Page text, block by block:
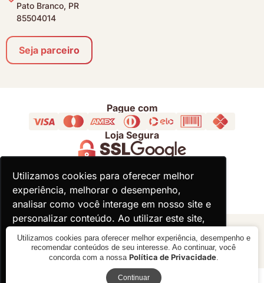
Utilizamos cookies para oferecer melhor
experiência, melhorar o desempenho,
analisar como você interage em nosso site e
personalizar conteúdo. Ao utilizar este site,
você concorda com o uso de cookies.
Utilizamos cookies para oferecer melhor
experiência, melhorar o desempenho,
analisar como você interage em nosso site e
personalizar conteúdo. Ao utilizar este site,
você concorda com o uso de cookies.
Receba novidades
Pato Branco, PR
85504014
Seja parceiro
Pague com
Loja Segura
Acompanhe
© 2000 - 2026 - Divina Haus - CNPJ: 18.930.821/0001-92
Utilizamos cookies para oferecer melhor experiência, desempenho e
recomendar conteúdos de seu interesse. Ao continuar, você
concorda com a nossa Política de Privacidade.
Continuar
Verificada por